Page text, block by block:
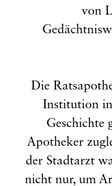
von
Die
Institution
Geschichte
Apotheker
der Stadtarzt
nicht nur, um